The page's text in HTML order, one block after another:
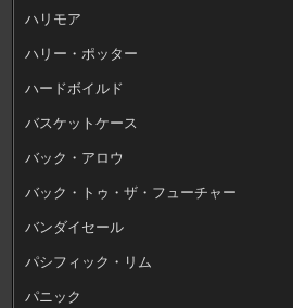
ハリモア
ハリー・ポッター
ハードボイルド
バスケットケース
バック・アロウ
バック・トゥ・ザ・フューチャー
バンダイセール
パシフィック・リム
パニック